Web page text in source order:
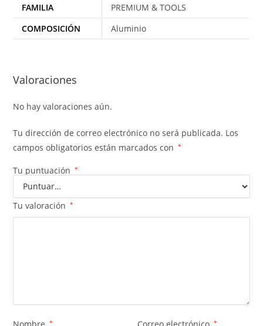
FAMILIA
PREMIUM & TOOLS
COMPOSICIÓN
Aluminio
Valoraciones
No hay valoraciones aún.
Tu dirección de correo electrónico no será publicada. Los
campos obligatorios están marcados con
*
Tu puntuación *
Tu valoración *
Nombre * Correo electrónico *